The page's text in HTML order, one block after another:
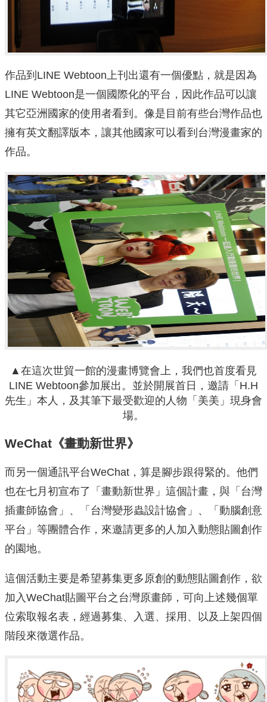
作品到LINE Webtoon上刊出還有一個優點，就是因為
LINE Webtoon是一個國際化的平台，因此作品可以讓
其它亞洲國家的使用者看到。像是目前有些台灣作品也
擁有英文翻譯版本，讓其他國家可以看到台灣漫畫家的
作品。
▲在這次世貿一館的漫畫博覽會上，我們也首度看見
LINE Webtoon參加展出。並於開展首日，邀請「H.H
先生」本人，及其筆下最受歡迎的人物「美美」現身會
場。
WeChat《畫動新世界》
而另一個通訊平台WeChat，算是腳步跟得緊的。他們
也在七月初宣布了「畫動新世界」這個計畫，與「台灣
插畫師協會」、「台灣變形蟲設計協會」、「動腦創意
平台」等團體合作，來邀請更多的人加入動態貼圖創作
的園地。
這個活動主要是希望募集更多原創的動態貼圖創作，欲
加入WeChat貼圖平台之台灣原畫師，可向上述幾個單
位索取報名表，經過募集、入選、採用、以及上架四個
階段來徵選作品。